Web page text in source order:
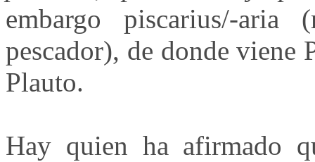
embargo piscarius/-
pescador), de donde viene
Plauto.
Hay quien ha afirmado